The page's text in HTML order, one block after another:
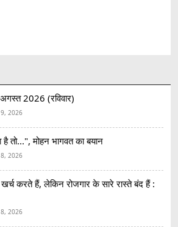
2026 (रविवार)
2026
है तो...", मोहन भागवत का बयान
2026
करते हैं, लेकिन रोजगार के सारे रास्ते बंद हैं :
2026